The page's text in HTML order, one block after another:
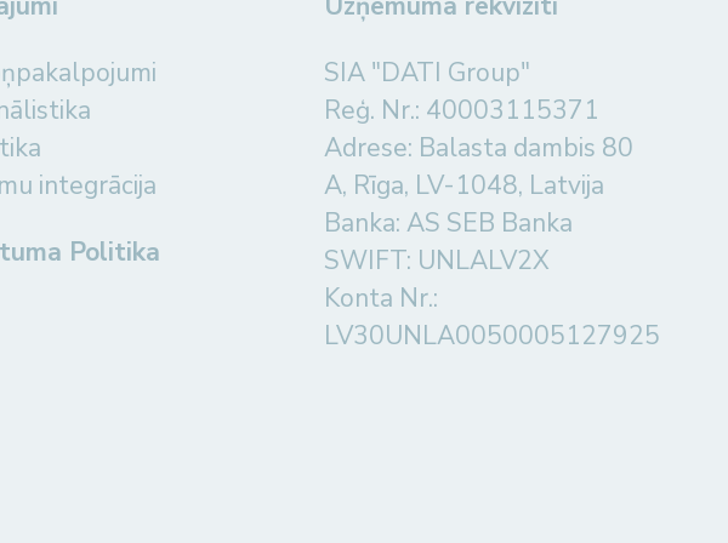
integrācija
Politika
SIA "DATI Group"
Reģ. Nr.: 40003115371
Adrese: Balasta dambis 80
A, Rīga, LV-1048, Latvija
Banka: AS SEB Banka
SWIFT: UNLALV2X
Konta Nr.:
LV30UNLA0050005127925